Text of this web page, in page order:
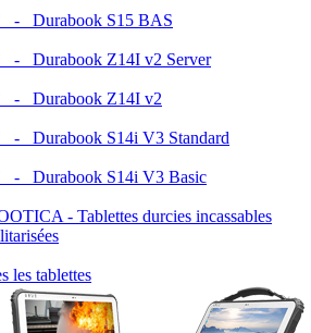
- Durabook S15 BAS
- Durabook Z14I v2 Server
- Durabook Z14I v2
- Durabook S14i V3 Standard
- Durabook S14i V3 Basic
les tablettes